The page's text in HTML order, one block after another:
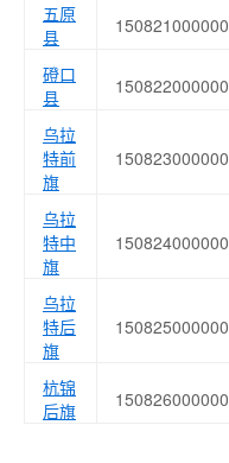
五原
县
150821000000
磴口
县
150822000000
乌拉
特前
旗
150823000000
乌拉
特中
旗
150824000000
乌拉
特后
旗
150825000000
杭锦
后旗
150826000000